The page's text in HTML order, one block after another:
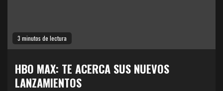
3 minutos de lectura
HBO MAX: TE ACERCA SUS NUEVOS
LANZAMIENTOS